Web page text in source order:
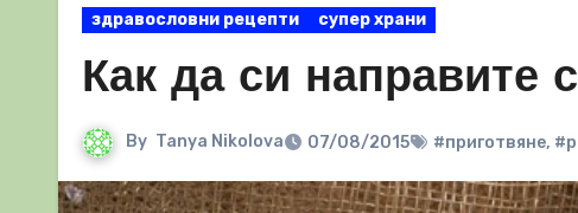
здравословни рецепти супер храни
Как да си направите
By Tanya Nikolova 07/08/2015 #приготвяне,